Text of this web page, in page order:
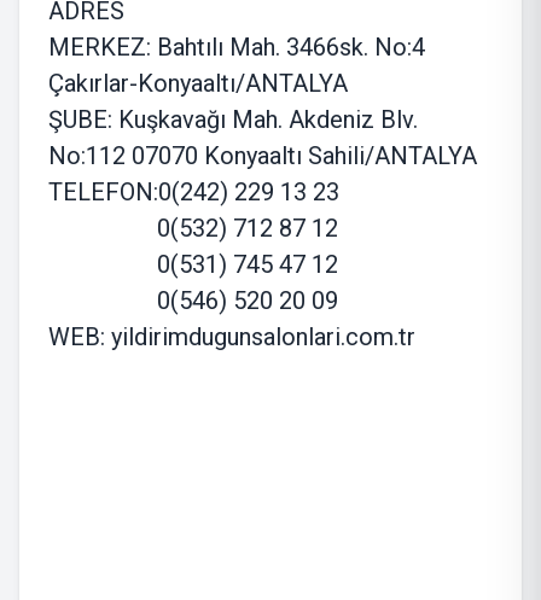
ADRES
MERKEZ: Bahtılı Mah. 3466sk. No:4
Çakırlar-Konyaaltı/ANTALYA
ŞUBE: Kuşkavağı Mah. Akdeniz Blv.
No:112 07070 Konyaaltı Sahili/ANTALYA
TELEFON:0(242) 229 13 23
0(532) 712 87 12
0(531) 745 47 12
0(546) 520 20 09
WEB: yildirimdugunsalonlari.com.tr